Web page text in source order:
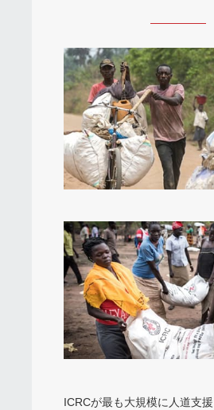
ICRCが最も大規模に人道支